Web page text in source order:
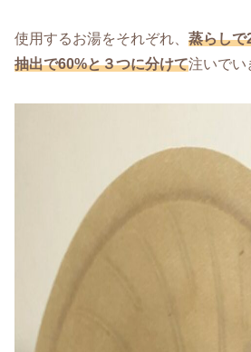
使用するお湯をそれぞれ、 蒸らしで
抽出で60%と３つに分けて注いでい